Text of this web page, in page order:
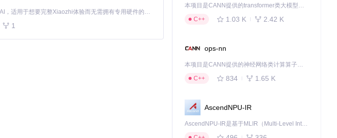
基于Python的Xiaozhi AI，适用于想要完整Xiaozhi体验而无需拥有专用硬件的用户。
1
本项目是CANN提供的transformer类大模型算子库，实现网络在NPU上加速计算。
C++
1.03 K 2.42 K
ops-nn
本项目是CANN提供的神经网络类计算算子库，实现网络在NPU上加速计算。
C++
834 1.65 K
AscendNPU-IR
AscendNPU-IR是基于MLIR（Multi-Level Intermediate Representation）构建的，面向昇腾亲和算子编译时使用的中间表示，提供昇腾完备表达能力，通过编译优化提升昇腾AI处理器计算效率，支持通过生态框架使能昇腾AI处理器与深度调优